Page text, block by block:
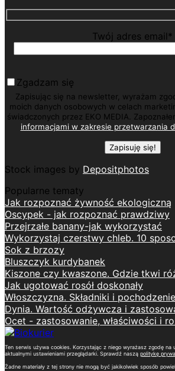
Twój adres email*
Zgadzam się
Zapisując się na newsletter, wyrażam
moich danych osobowych w celach
świadczonych przez EKO MEDIA.
informacjami w zakresie przetwarzania
Stock images by Depositphotos
Popularne tematy
Jak rozpoznać żywność ekologiczną
Oscypek - jak rozpoznać prawdziwy
Przejrzałe banany-jak wykorzystać
Wykorzystaj czerstwy chleb. 10
Sok z brzozy
Bluszczyk kurdybanek
Kiszone czy kwaszone. Gdzie tkwi
Jak ugotować rosół doskonały
Włoszczyzna. Składniki i pochodzenie
Dynia. Wartość odżywcza i
Ocet - zastosowanie, właściwości i
Ten serwis używa cookies. Korzystając z niego wyrażasz zgodę na
aktualnymi ustawieniami przeglądarki. Sprawdź naszą politykę
Żadne materiały z tej strony nie mogą być jakikolwiek sposób